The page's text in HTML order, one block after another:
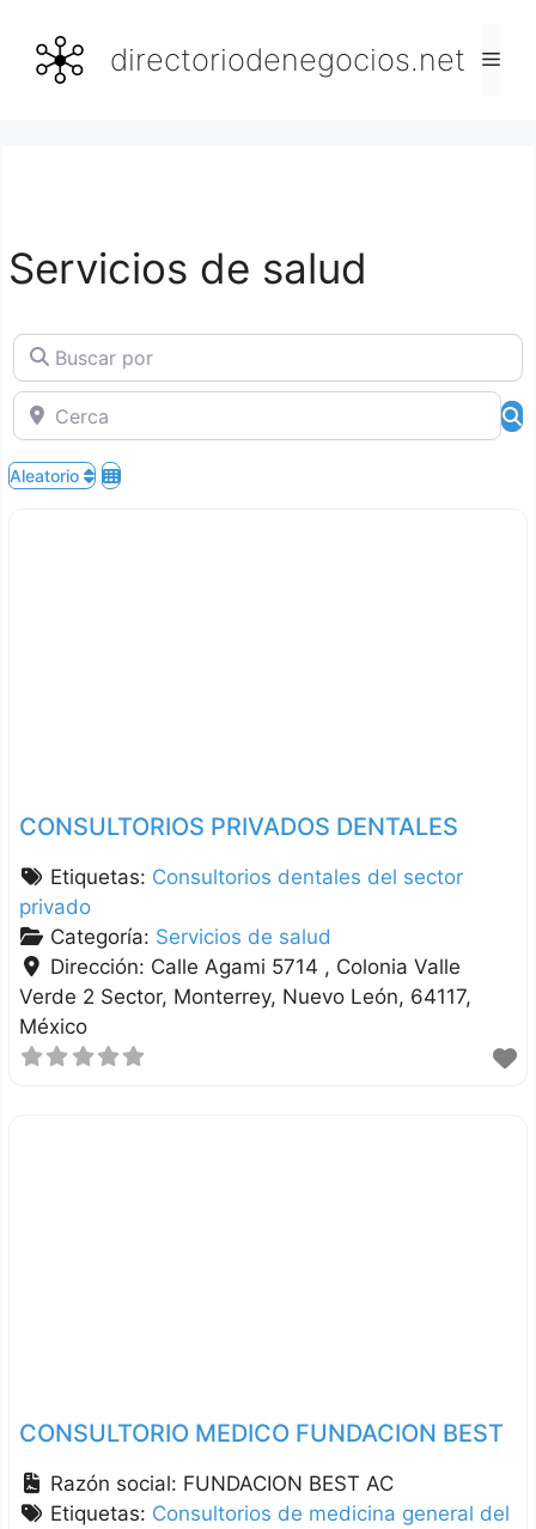
contenido
directoriodenegocios.net
Servicios de salud
Buscar por
Cerca
Aleatorio
CONSULTORIOS PRIVADOS DENTALES
Etiquetas: Consultorios dentales del sector
privado
Categoría: Servicios de salud
Dirección: Calle Agami 5714 , Colonia Valle
Verde 2 Sector Monterrey Nuevo León 64117
México
CONSULTORIO MEDICO FUNDACION BEST
Razón social: FUNDACION BEST AC
Etiquetas: Consultorios de medicina general del